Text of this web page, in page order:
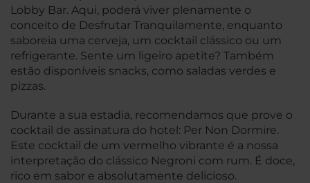
Lobby Bar. Aqui, poderá viver plenamente o
conceito de Desfrutar Tranquilamente, enquanto
saboreia uma cerveja, um cocktail clássico ou um
refrigerante. Sente um ligeiro apetite? Também
estão disponíveis snacks, como saladas verdes e
pizzas.
Durante a sua estadia, recomendamos que prove o
cocktail de assinatura do hotel: Per Non Dormire.
Este cocktail de um vermelho vibrante é a nossa
interpretação do clássico Negroni com rum. É doce,
rico em sabor e absolutamente delicioso.